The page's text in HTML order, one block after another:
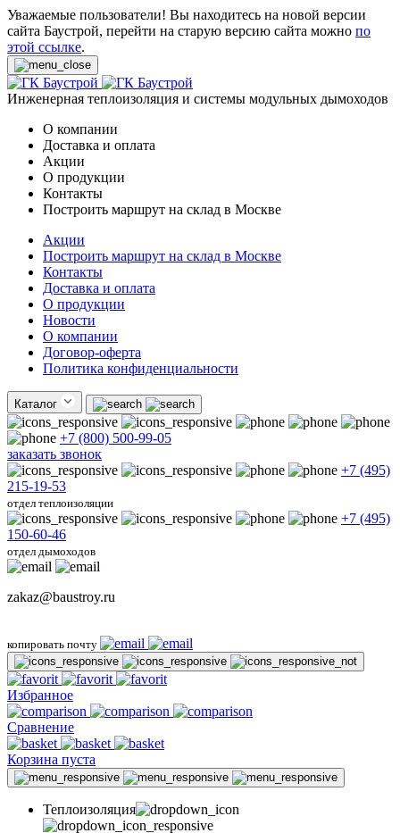
Уважаемые пользователи! Вы находитесь на новой версии
сайта Баустрой, перейти на старую версию сайта можно по
этой ссылке.
Инженерная теплоизоляция и системы модульных дымоходов
О компании
Доставка и оплата
Акции
О продукции
Контакты
Построить маршрут на склад в Москве
Акции
Построить маршрут на склад в Москве
Контакты
Доставка и оплата
О продукции
Новости
О компании
Договор-оферта
Политика конфиденциальности
Каталог
+7 (800) 500-99-05
заказать звонок
+7 (495)
215-19-53
отдел теплоизоляции
+7 (495)
150-60-46
отдел дымоходов
zakaz@baustroy.ru
копировать почту
Избранное
Сравнение
Корзина пуста
Теплоизоляция